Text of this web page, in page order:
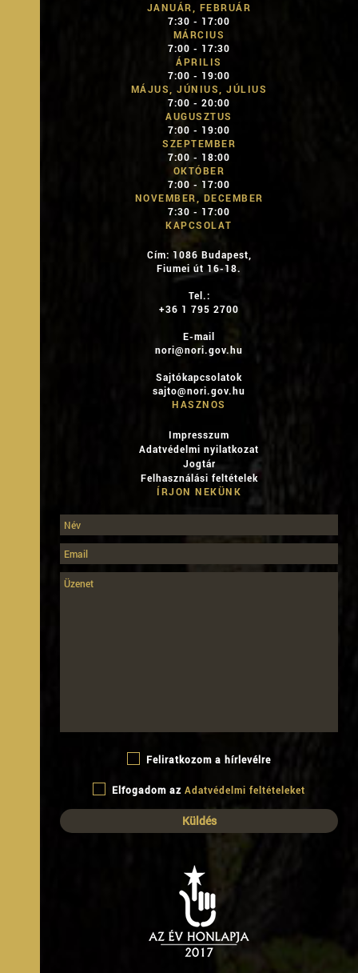
JANUÁR, FEBRUÁR
7:30 - 17:00
MÁRCIUS
7:00 - 17:30
ÁPRILIS
7:00 - 19:00
MÁJUS, JÚNIUS, JÚLIUS
7:00 - 20:00
AUGUSZTUS
7:00 - 19:00
SZEPTEMBER
7:00 - 18:00
OKTÓBER
7:00 - 17:00
NOVEMBER, DECEMBER
7:30 - 17:00
KAPCSOLAT
Cím: 1086 Budapest,
Fiumei út 16-18.
Tel.:
+36 1 795 2700
E-mail
nori@nori.gov.hu
Sajtókapcsolatok
sajto@nori.gov.hu
HASZNOS
Impresszum
Adatvédelmi nyilatkozat
Jogtár
Felhasználási feltételek
ÍRJON NEKÜNK
Feliratkozom a hírlevélre
Elfogadom az Adatvédelmi feltételeket